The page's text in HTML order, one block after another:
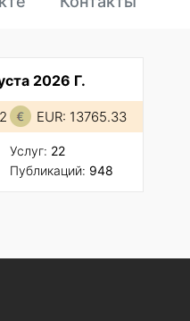
2026 Г.
EUR: 13765.33
Услуг: 22
Публикаций: 948